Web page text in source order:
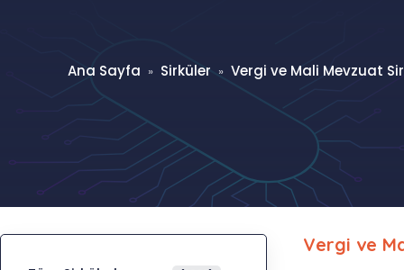
Ana Sayfa » Sirküler » Vergi ve Mali Mevzuat
Vergi ve